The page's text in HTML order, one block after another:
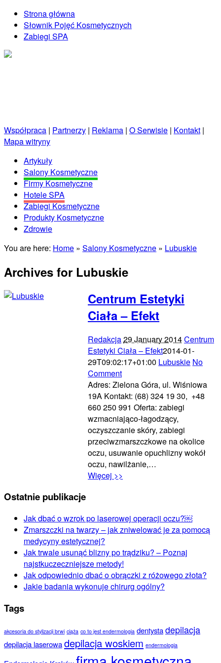
Strona główna
Słownik Pojęć Kosmetycznych
Zabiegi SPA
Współpraca | Partnerzy | Reklama | O Serwisie | Kontakt |
Mapa witryny
Artykuły
Salony Kosmetyczne
Firmy Kosmetyczne
Hotele SPA
Zabiegi Kosmetyczne
Produkty Kosmetyczne
Zdrowie
You are here: Home » Salony Kosmetyczne » Lubuskie
Archives for Lubuskie
Centrum Estetyki
Ciała – Efekt
Redakcja29 January 2014Centrum
Estetyki Ciała – Efekt2014-01-
29T09:02:17+01:00 Lubuskie No
Comment
Adres: Zielona Góra, ul. Wiśniowa
19A Kontakt: (68) 324 19 30, +48
660 250 991 Oferta: zabiegi
wzmacniająco-łagodzący,
oczyszczanie skóry, zabiegi
przeciwzmarszczkowe na okolice
oczu, usuwanie opuchlizny wokół
oczu, nawilżanie,…
Więcej >>
Ostatnie publikacje
Jak dbać o wzrok po laserowej operacji oczu?￼
Zmarszczki na twarzy – jak zniwelować je za pomocą
medycyny estetycznej?
Jak trwale usunąć blizny po trądziku? – Poznaj
najstkuczeczniejsze metody!
Jak odpowiednio dbać o obrączki z różowego złota?
Jakie badania wykonuje chirurg ogólny?
Tags
akcesoria do stylizacji brwi ciąża co to jest endermologia dentystadepilacja
depilacja laserowadepilacja woskiem endermologia